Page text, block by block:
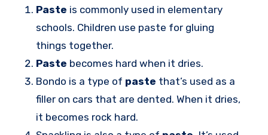
Paste is commonly used in elementary
schools. Children use paste for gluing
things together.
Paste becomes hard when it dries.
Bondo is a type of paste that’s used as a
filler on cars that are dented. When it dries,
it becomes rock hard.